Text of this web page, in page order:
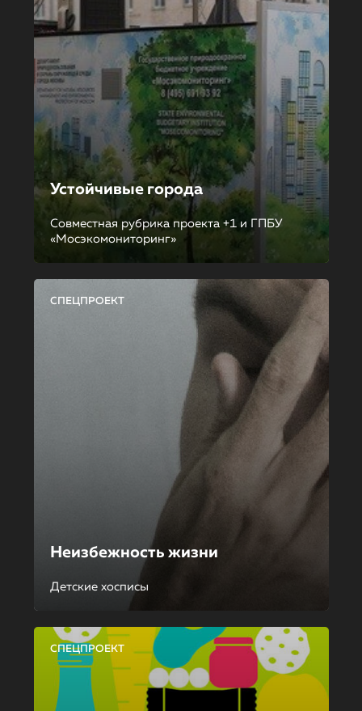
Устойчивые города
Совместная рубрика проекта +1 и ГПБУ
«Мосэкомониторинг»
СПЕЦПРОЕКТ
Неизбежность жизни
Детские хосписы
СПЕЦПРОЕКТ